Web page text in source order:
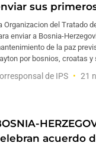
sus
Organizacion del Tratado
enviar a Bosnia-
de la paz
por bosnios, croatas y
de IPS 21
acuerdo